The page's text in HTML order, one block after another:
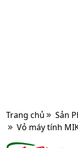
Trang chủ Sản
Vỏ máy tính